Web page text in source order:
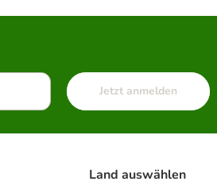
Jetzt anmelden
Land auswählen